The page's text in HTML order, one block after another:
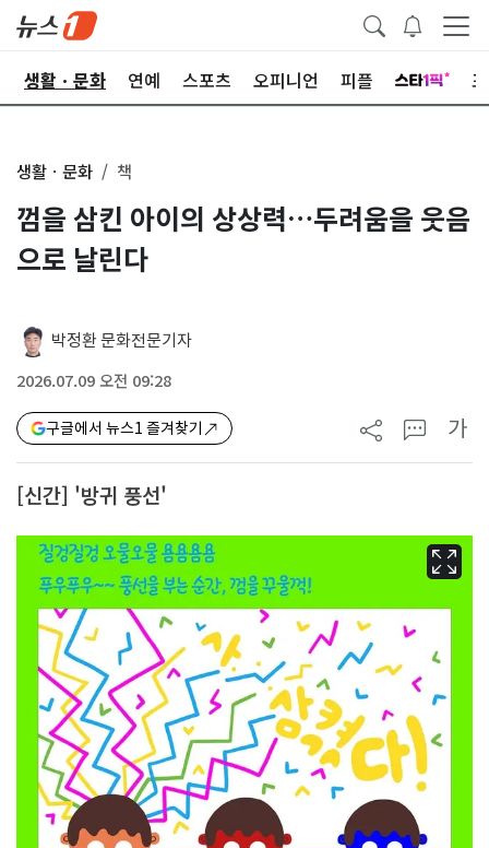
생활ㆍ문화 연예 스포츠 오피니언 피플
생활ㆍ문화 책
껌을 삼킨 아이의 상상력…두려움을 웃음
으로 날린다
박정환 문화전문기자
2026.07.09 오전 09:28
구글에서 뉴스1 즐겨찾기 가
[신간] '방귀 풍선'